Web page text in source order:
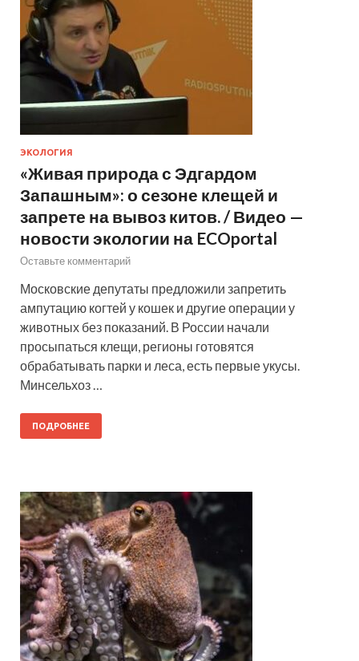
ЭКОЛОГИЯ
«Живая природа с Эдгардом
Запашным»: о сезоне клещей и
запрете на вывоз китов. / Видео —
новости экологии на ECOportal
Оставьте комментарий
Московские депутаты предложили запретить
ампутацию когтей у кошек и другие операции у
животных без показаний. В России начали
просыпаться клещи, регионы готовятся
обрабатывать парки и леса, есть первые укусы.
Минсельхоз …
ПОДРОБНЕЕ